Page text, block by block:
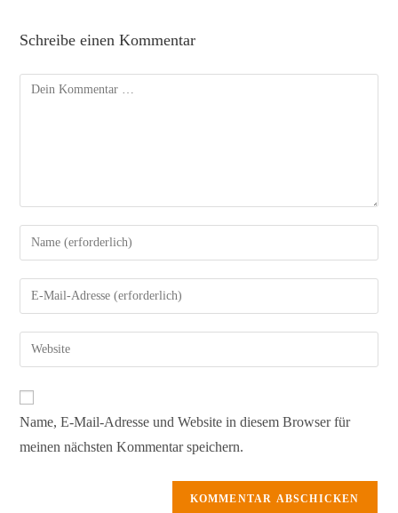
Schreibe einen Kommentar
Kommentar
Gib
deinen
Namen
oder
zum
Kommentieren
ein
Gib
deine
E-
Mail-
Kommentieren
ein
Gib
deine
URL
ein
(optional)
Name, E-Mail-Adresse und Website in diesem Browser für
meinen nächsten Kommentar speichern.